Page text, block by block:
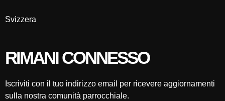
Svizzera
RIMANI CONNESSO
Iscriviti con il tuo indirizzo email per ricevere aggiornamenti
sulla nostra comunità parrocchiale.